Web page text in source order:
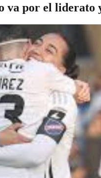
va por el liderato